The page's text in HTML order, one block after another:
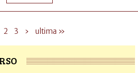
2 3 › ultima »